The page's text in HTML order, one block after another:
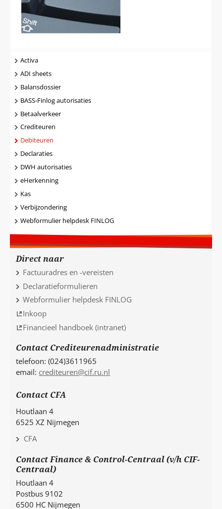
Navigatie
Activa
ADI sheets
Balansdossier
BASS-Finlog autorisaties
Betaalverkeer
Crediteuren
Debiteuren
Declaraties
DWH autorisaties
eHerkenning
Kas
Verbijzondering
Webformulier helpdesk FINLOG
Direct naar
Factuuradres en -vereisten
Declaratieformulieren
Webformulier helpdesk FINLOG
Inkoop
Financieel handboek (intranet)
Contact Crediteurenadministratie
telefoon: (024)3611965
email: crediteuren@cif.ru.nl
Contact CFA
Houtlaan 4
6525 XZ Nijmegen
CFA
Contact Finance & Control-Centraal (v/h CIF-
Centraal)
Houtlaan 4
Postbus 9102
6500 HC Nijmegen